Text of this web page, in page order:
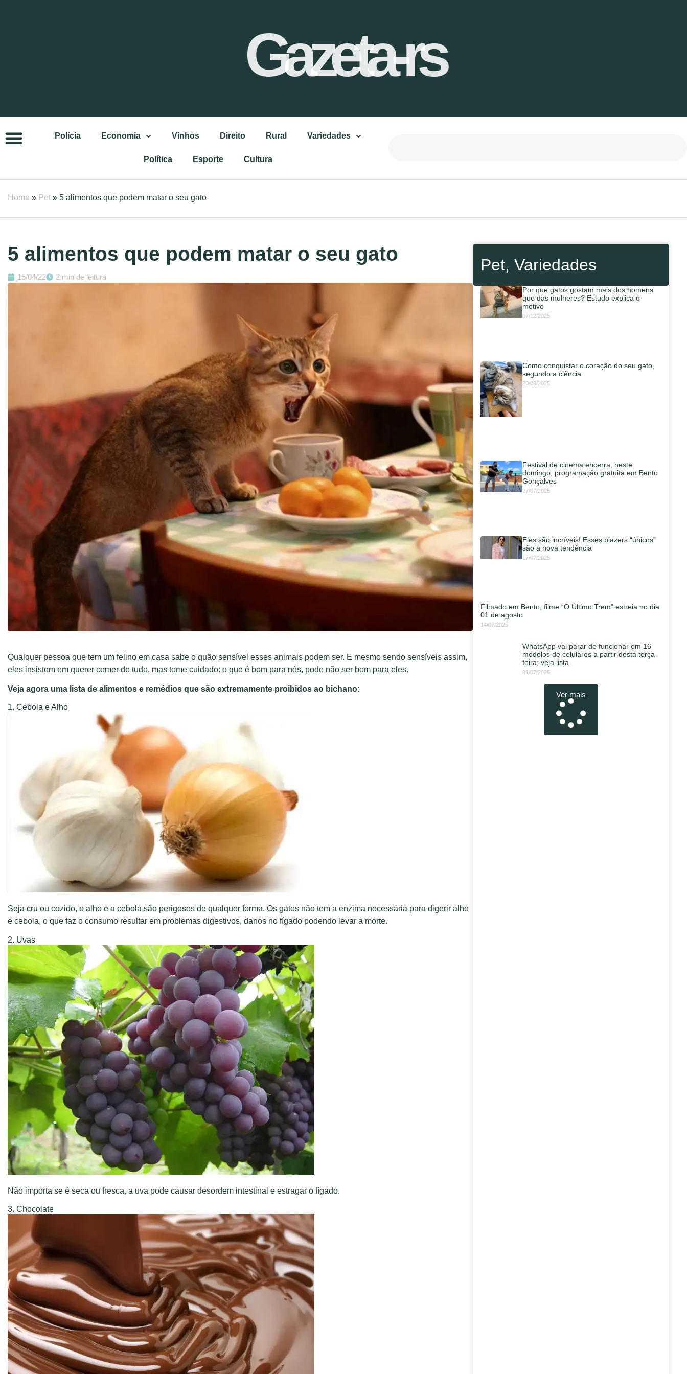
Gazeta-rs
Polícia Economia Vinhos Direito Rural Variedades
Política Esporte Cultura
Home » Pet » 5 alimentos que podem matar o seu gato
5 alimentos que podem matar o seu gato
15/04/22 2 min de leitura
Qualquer pessoa que tem um felino em casa sabe o quão sensível esses animais podem ser. E mesmo sendo sensíveis assim,
eles insistem em querer comer de tudo, mas tome cuidado: o que é bom para nós, pode não ser bom para eles.
Veja agora uma lista de alimentos e remédios que são extremamente proibidos ao bichano:
1. Cebola e Alho
Seja cru ou cozido, o alho e a cebola são perigosos de qualquer forma. Os gatos não tem a enzima necessária para digerir alho
e cebola, o que faz o consumo resultar em problemas digestivos, danos no fígado podendo levar a morte.
2. Uvas
Não importa se é seca ou fresca, a uva pode causar desordem intestinal e estragar o fígado.
3. Chocolate
Pet, Variedades
Por que gatos gostam mais dos homens
que das mulheres? Estudo explica o
motivo
07/12/2025
Como conquistar o coração do seu gato,
segundo a ciência
20/09/2025
Festival de cinema encerra, neste
domingo, programação gratuita em Bento
Gonçalves
27/07/2025
Eles são incríveis! Esses blazers “únicos”
são a nova tendência
17/07/2025
Filmado em Bento, filme “O Último Trem” estreia no dia
01 de agosto
14/07/2025
WhatsApp vai parar de funcionar em 16
modelos de celulares a partir desta terça-
feira; veja lista
01/07/2025
Ver mais